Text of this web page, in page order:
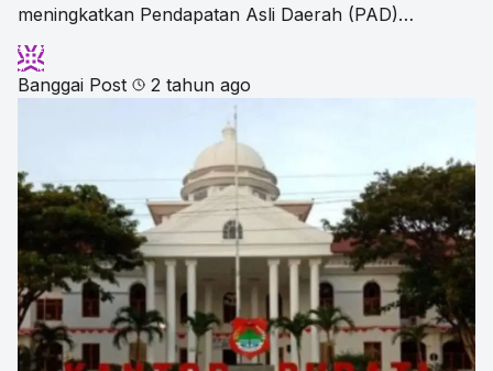
meningkatkan Pendapatan Asli Daerah (PAD)…
Banggai Post 2 tahun ago